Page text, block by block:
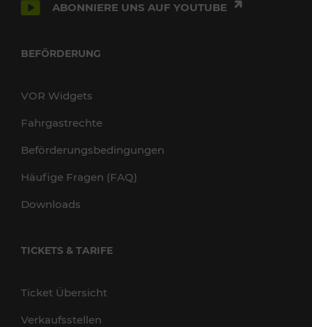
ABONNIERE UNS AUF YOUTUBE
BEFÖRDERUNG
VOR Widgets
Fahrgastrechte
Beförderungsbedingungen
Häufige Fragen (FAQ)
Downloads
TICKETS & TARIFE
Ticket Übersicht
Verkaufsstellen